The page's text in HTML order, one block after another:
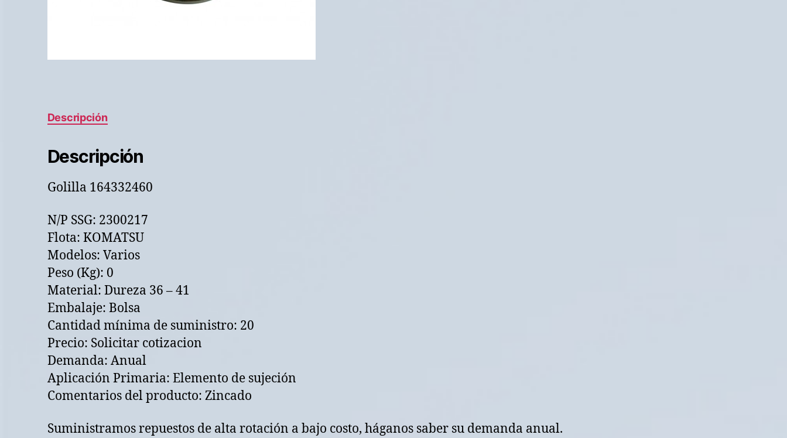
Descripción
Descripción
Golilla 164332460
N/P SSG: 2300217
Flota: KOMATSU
Modelos: Varios
Peso (Kg): 0
Material: Dureza 36 – 41
Embalaje: Bolsa
Cantidad mínima de suministro: 20
Precio: Solicitar cotizacion
Demanda: Anual
Aplicación Primaria: Elemento de sujeción
Comentarios del producto: Zincado
Suministramos repuestos de alta rotación a bajo costo, háganos saber su demanda anual.